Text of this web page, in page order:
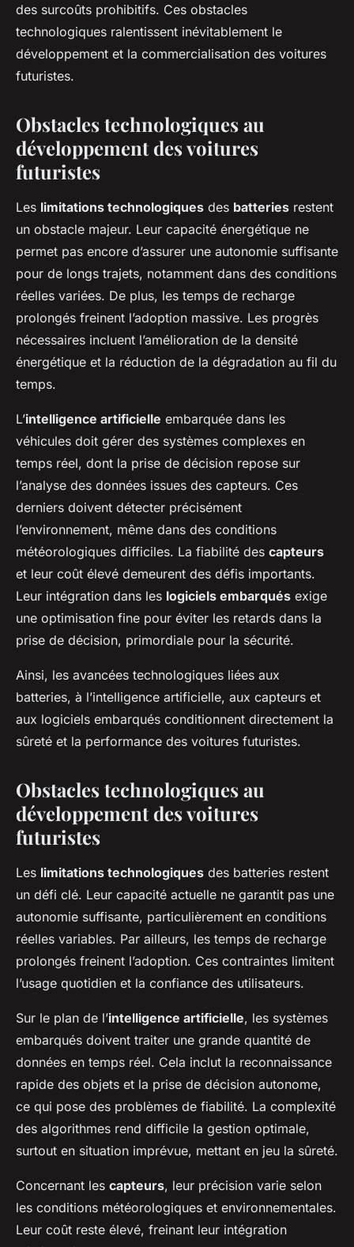
des surcoûts prohibitifs. Ces obstacles
technologiques ralentissent inévitablement le
développement et la commercialisation des voitures
futuristes.
Obstacles technologiques au
développement des voitures
futuristes
Les limitations technologiques des batteries restent
un obstacle majeur. Leur capacité énergétique ne
permet pas encore d’assurer une autonomie suffisante
pour de longs trajets, notamment dans des conditions
réelles variées. De plus, les temps de recharge
prolongés freinent l’adoption massive. Les progrès
nécessaires incluent l’amélioration de la densité
énergétique et la réduction de la dégradation au fil du
temps.
L’intelligence artificielle embarquée dans les
véhicules doit gérer des systèmes complexes en
temps réel, dont la prise de décision repose sur
l’analyse des données issues des capteurs. Ces
derniers doivent détecter précisément
l’environnement, même dans des conditions
météorologiques difficiles. La fiabilité des capteurs
et leur coût élevé demeurent des défis importants.
Leur intégration dans les logiciels embarqués exige
une optimisation fine pour éviter les retards dans la
prise de décision, primordiale pour la sécurité.
Ainsi, les avancées technologiques liées aux
batteries, à l’intelligence artificielle, aux capteurs et
aux logiciels embarqués conditionnent directement la
sûreté et la performance des voitures futuristes.
Obstacles technologiques au
développement des voitures
futuristes
Les limitations technologiques des batteries restent
un défi clé. Leur capacité actuelle ne garantit pas une
autonomie suffisante, particulièrement en conditions
réelles variables. Par ailleurs, les temps de recharge
prolongés freinent l’adoption. Ces contraintes limitent
l’usage quotidien et la confiance des utilisateurs.
Sur le plan de l’intelligence artificielle, les systèmes
embarqués doivent traiter une grande quantité de
données en temps réel. Cela inclut la reconnaissance
rapide des objets et la prise de décision autonome,
ce qui pose des problèmes de fiabilité. La complexité
des algorithmes rend difficile la gestion optimale,
surtout en situation imprévue, mettant en jeu la sûreté.
Concernant les capteurs, leur précision varie selon
les conditions météorologiques et environnementales.
Leur coût reste élevé, freinant leur intégration